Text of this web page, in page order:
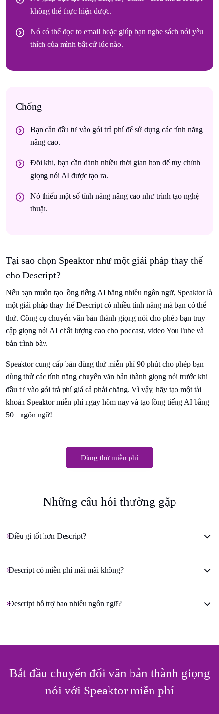
không thể thực hiện được.
Nó có thể đọc to email hoặc giúp bạn nghe sách nói yêu
thích của mình bất cứ lúc nào.
Chống
Bạn cần đầu tư vào gói trả phí để sử dụng các tính năng
nâng cao.
Đôi khi, bạn cần dành nhiều thời gian hơn để tùy chỉnh
giọng nói AI được tạo ra.
Nó thiếu một số tính năng nâng cao như trình tạo nghệ
thuật.
Tại sao chọn Speaktor như một giải pháp thay thế
cho Descript?
Nếu bạn muốn tạo lồng tiếng AI bằng nhiều ngôn ngữ, Speaktor là
một giải pháp thay thế Descript có nhiều tính năng mà bạn có thể
thử. Công cụ chuyển văn bản thành giọng nói cho phép bạn truy
cập giọng nói AI chất lượng cao cho podcast, video YouTube và
bản trình bày.
Speaktor cung cấp bản dùng thử miễn phí 90 phút cho phép bạn
dùng thử các tính năng chuyển văn bản thành giọng nói trước khi
đầu tư vào gói trả phí giá cả phải chăng. Vì vậy, hãy tạo một tài
khoản Speaktor miễn phí ngay hôm nay và tạo lồng tiếng AI bằng
50+ ngôn ngữ!
Dùng thử miễn phí
Những câu hỏi thường gặp
Điều gì tốt hơn Descript?
Descript có miễn phí mãi mãi không?
Descript hỗ trợ bao nhiêu ngôn ngữ?
Bắt đầu chuyển đổi văn bản thành giọng
nói với Speaktor miễn phí